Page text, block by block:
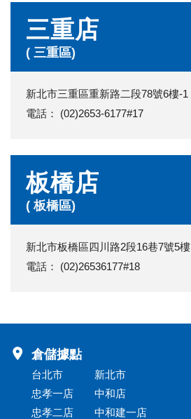
三重店
( 三重區)
新北市三重區重新路二段78號6樓-1
電話： (02)2653-6177#17
板橋店
( 板橋區)
新北市板橋區四川路2段16巷7號5樓
電話： (02)26536177#18
倉儲據點
台北市
忠孝一店
忠孝二店
新北市
中和店
中和建一店